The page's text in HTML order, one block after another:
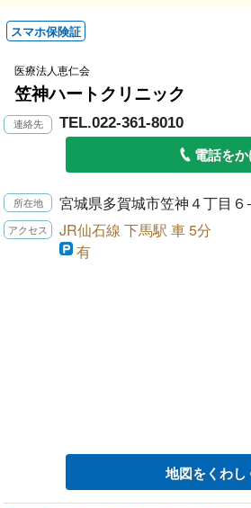
スマホ保険証
医療法人恵仁会
笠神ハートクリニック
TEL.022-361-8010
電話をか
宮城県多賀城市笠神４丁目６
JR仙石線 下馬駅 車 5分
有
地図をくわし